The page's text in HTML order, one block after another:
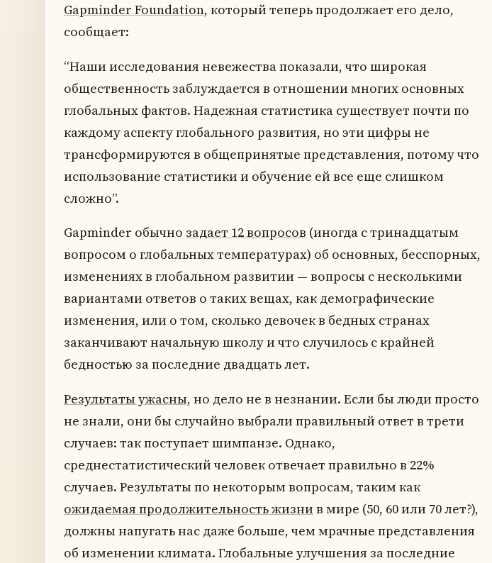
Gapminder Foundation, который теперь продолжает его дело,
сообщает:
“Наши исследования невежества показали, что широкая
общественность заблуждается в отношении многих основных
глобальных фактов. Надежная статистика существует почти по
каждому аспекту глобального развития, но эти цифры не
трансформируются в общепринятые представления, потому что
использование статистики и обучение ей все еще слишком
сложно”.
Gapminder обычно задает 12 вопросов (иногда с тринадцатым
вопросом о глобальных температурах) об основных, бесспорных,
изменениях в глобальном развитии — вопросы с несколькими
вариантами ответов о таких вещах, как демографические
изменения, или о том, сколько девочек в бедных странах
заканчивают начальную школу и что случилось с крайней
бедностью за последние двадцать лет.
Результаты ужасны, но дело не в незнании. Если бы люди просто
не знали, они бы случайно выбрали правильный ответ в трети
случаев: так поступает шимпанзе. Однако,
среднестатистический человек отвечает правильно в 22%
случаев. Результаты по некоторым вопросам, таким как
ожидаемая продолжительность жизни в мире (50, 60 или 70 лет?),
должны напугать нас даже больше, чем мрачные представления
об изменении климата. Глобальные улучшения за последние